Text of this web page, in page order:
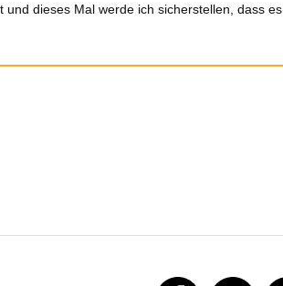
dieses Mal werde ich sicherstellen, dass es